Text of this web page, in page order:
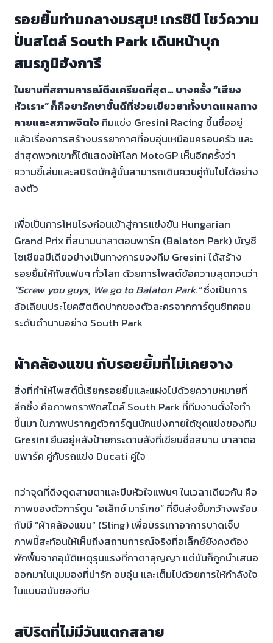
รอยยิ้มท่ามกลางมรสุม! เกรซินี โชว์ความ
ปั่นสไตล์ South Park เดินหน้าบุก
สมรภูมิฮังการี
ในยามที่สถานการณ์ตึงเครียดที่สุด… บางครั้ง “เสียง
หัวเราะ” ก็คือยารักษาชั้นดีที่ช่วยเยียวยาทั้งบาดแผลทาง
กายและสภาพจิตใจทีมแข่ง Gresini Racing ขึ้นชื่ออยู่
แล้วเรื่องการสร้างบรรยากาศที่อบอุ่นเหมือนครอบครัว และ
ล่าสุดพวกเขาก็ได้แสดงให้โลก MotoGP เห็นอีกครั้งว่า
ความขี้เล่นและสปิริตนักสู้นั้นสามารถเดินควบคู่กันไปได้อย่าง
ลงตัว
เพื่อเป็นการโหมโรงก่อนเข้าสู่การแข่งขัน Hungarian
Grand Prix ที่สนามบาลาตอนพาร์ค (Balaton Park) บัญชี
โซเชียลมีเดียอย่างเป็นทางการของทีม Gresini ได้สร้าง
รอยยิ้มให้กับแฟนๆ ทั่วโลก ด้วยการโพสต์ข้อความสุดกวนว่า
“Screw you guys, We go to Balaton Park.”ซึ่งเป็นการ
ล้อเลียนประโยคฮิตติดปากของตัวละครจากการ์ตูนซิทคอม
ระดับตำนานอย่าง South Park
ผ้าคล้องแขน กับรอยยิ้มที่ไม่เคยจาง
สิ่งที่ทำให้โพสต์นี้เรียกรอยยิ้มและแฝงไปด้วยความหมายที่
ลึกซึ้ง คือภาพกราฟิกสไตล์ South Park ที่ทีมงานตั้งใจทำ
ขึ้นมา ในภาพปรากฏตัวการ์ตูนนักแข่งภายใต้ชุดแข่งของทีม
Gresini ยืนอยู่หลังป้ายกระดาษลังที่เขียนชื่อสนาม บาลาตอ
นพาร์ค คู่กับรถแข่ง Ducati คู่ใจ
ทว่าจุดที่ดึงดูดสายตาและบีบหัวใจแฟนๆ ในเวลาเดียวกัน คือ
ภาพของตัวการ์ตูน “อเล็กซ์ มาร์เกซ” ที่ยืนส่งยิ้มกว้างพร้อม
กับมี “ผ้าคล้องแขน” (Sling) เพื่อบรรเทาอาการบาดเจ็บ
ภาพนี้สะท้อนให้เห็นถึงสถานการณ์จริงที่อเล็กซ์ยังคงต้อง
พักฟื้นจากอุบัติเหตุรุนแรงที่กาตาลุญญา แต่มันก็ถูกนำเสนอ
ออกมาในมุมมองที่น่ารัก อบอุ่น และเต็มไปด้วยการให้กำลังใจ
ในแบบฉบับของทีม
สปิริตที่ไม่มีวันแตกสลาย